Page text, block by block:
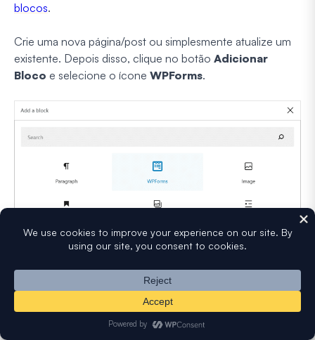
blocos.
Crie uma nova página/post ou simplesmente atualize um
existente. Depois disso, clique no botão Adicionar
Bloco e selecione o ícone WPForms.
Em seguida, selecione seu formulário de pré-aprovação
de despesas no menu suspenso no widget WPForms para
anexá-lo à sua página/postagem.